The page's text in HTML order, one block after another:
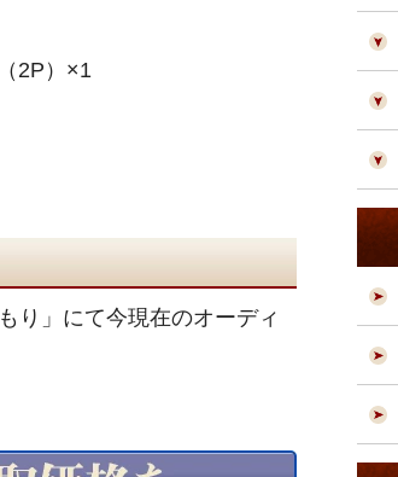
2P）×1
り」にて今現在のオーディ